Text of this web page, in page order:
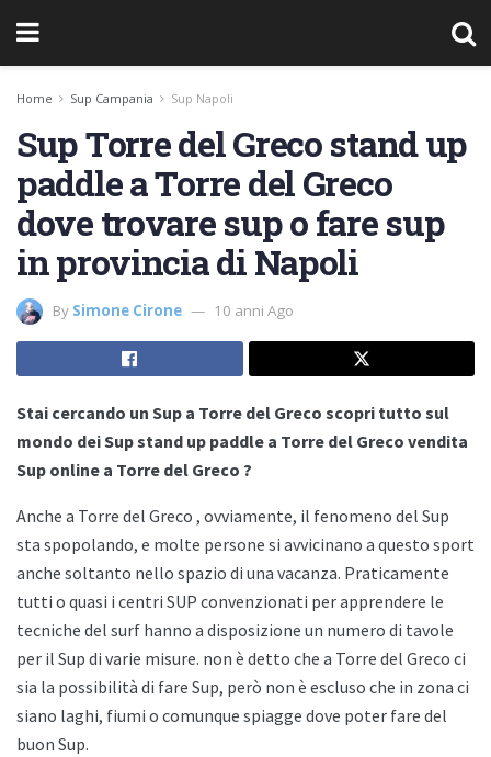
Home Sup Campania Sup Napoli
Sup Torre del Greco stand up
paddle a Torre del Greco
dove trovare sup o fare sup
in provincia di Napoli
By Simone Cirone 10 anni Ago
Stai cercando un Sup a Torre del Greco scopri tutto sul
mondo dei Sup stand up paddle a Torre del Greco vendita
Sup online a Torre del Greco ?
Anche a Torre del Greco , ovviamente, il fenomeno del Sup
sta spopolando, e molte persone si avvicinano a questo sport
anche soltanto nello spazio di una vacanza. Praticamente
tutti o quasi i centri SUP convenzionati per apprendere le
tecniche del surf hanno a disposizione un numero di tavole
per il Sup di varie misure. non è detto che a Torre del Greco ci
sia la possibilità di fare Sup, però non è escluso che in zona ci
siano laghi, fiumi o comunque spiagge dove poter fare del
buon Sup.